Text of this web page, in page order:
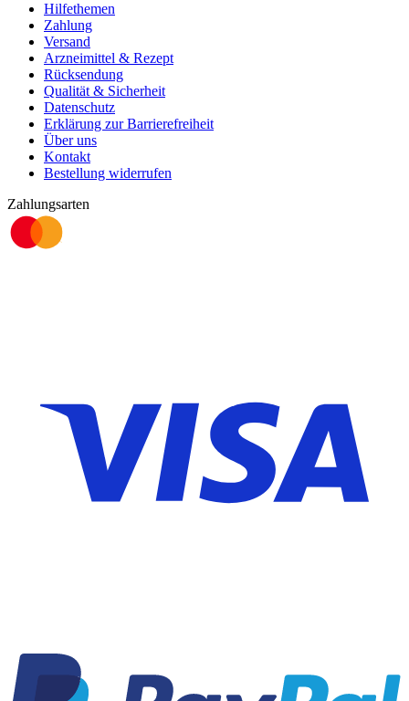
Hilfethemen
Zahlung
Versand
Arzneimittel & Rezept
Rücksendung
Qualität & Sicherheit
Datenschutz
Erklärung zur Barrierefreiheit
Über uns
Kontakt
Bestellung widerrufen
Zahlungsarten